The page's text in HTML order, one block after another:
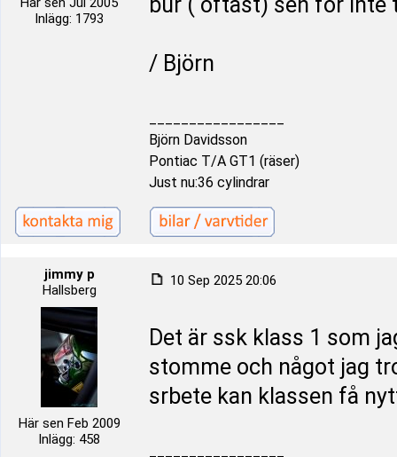
Inlägg: 1793
/ Björn
Björn Davidsson
Pontiac T/A GT1 (räser)
Just nu:36 cylindrar
jimmy p
Hallsberg
Här sen Feb 2009
Inlägg: 458
10 Sep 2025 20:06
Det är ssk klass 1 som
stomme och något jag
srbete kan klassen få